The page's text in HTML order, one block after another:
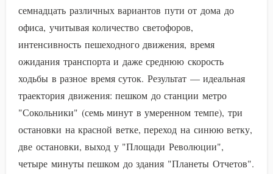
семнадцать различных вариантов пути от дома до
офиса, учитывая количество светофоров,
интенсивность пешеходного движения, время
ожидания транспорта и даже среднюю скорость
ходьбы в разное время суток. Результат — идеальная
траектория движения: пешком до станции метро
"Сокольники" (семь минут в умеренном темпе), три
остановки на красной ветке, переход на синюю ветку,
две остановки, выход у "Площади Революции",
четыре минуты пешком до здания "Планеты Отчетов".